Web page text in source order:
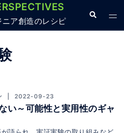
ア創造のレシピ
検
索
ト
グ
2022-09-23
い～可能性と実用性のギャ